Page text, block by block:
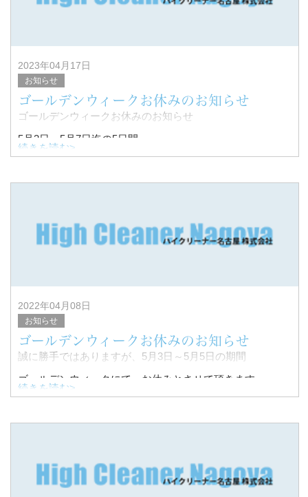
2023年04月17日
お知らせ
ゴールデンウィークお休みのお知らせ
ゴールデンウィークお休みのお知らせ
5月3日～5月7日迄の5日間
翌、5月8日より通常営業させて頂きますので、
続きを読む>
2022年04月08日
お知らせ
ゴールデンウィークお休みのお知らせ
誠に勝手ではありますが、5月3日～5月5日の期間
ゴールデンウィークにて、お休みとさせて頂きます。
続きを読む>